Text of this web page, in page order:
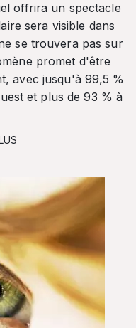
offrira un spectacle
sera visible dans
se trouvera pas sur
promet d'être
avec jusqu'à 99,5 %
et plus de 93 % à